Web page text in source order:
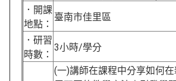
．開課
地點：
臺南市佳里區
．研習
時數：
3小時/學分
(一)講師在課程中分享如何